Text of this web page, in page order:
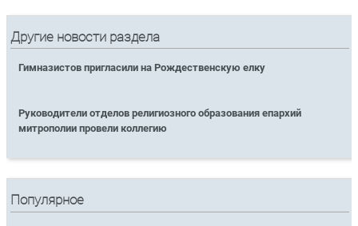
Другие новости раздела
Гимназистов пригласили на Рождественскую елку
Руководители отделов религиозного образования епархий
митрополии провели коллегию
Популярное